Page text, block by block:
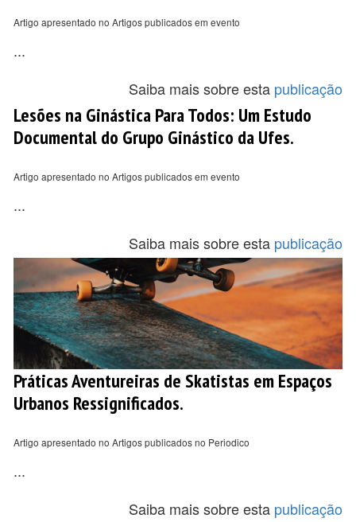
Artigo apresentado no Artigos publicados em evento
...
Saiba mais sobre esta publicação
Lesões na Ginástica Para Todos: Um Estudo
Documental do Grupo Ginástico da Ufes.
Artigo apresentado no Artigos publicados em evento
...
Saiba mais sobre esta publicação
Práticas Aventureiras de Skatistas em Espaços
Urbanos Ressignificados.
Artigo apresentado no Artigos publicados no Periodico
...
Saiba mais sobre esta publicação